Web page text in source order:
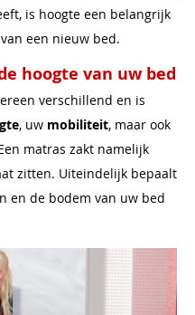
is hoogte een belangrijk
een nieuw bed.
hoogte van uw bed
verschillend en is
, uw mobiliteit, maar ook
matras zakt namelijk
zitten. Uiteindelijk bepaalt
en de bodem van uw bed